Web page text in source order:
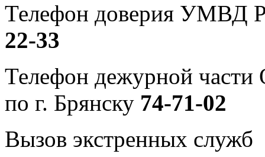
Телефон доверия УМВД
22-33
Телефон дежурной
по г. Брянску 74-71-02
Вызов экстренных служб